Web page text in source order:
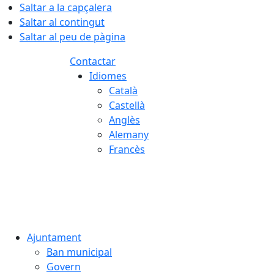
Saltar a la capçalera
Saltar al contingut
Saltar al peu de pàgina
Contactar
Idiomes
Català
Castellà
Anglès
Alemany
Francès
Ajuntament
Ban municipal
Govern